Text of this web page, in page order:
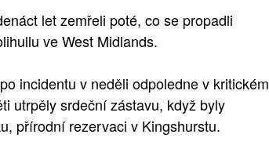
let zemřeli poté, co se propadli
ve West Midlands.
incidentu v neděli odpoledne v kritickém
utrpěly srdeční zástavu, když byly
přírodní rezervaci v Kingshurstu.